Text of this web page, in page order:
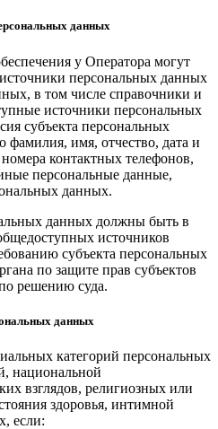
данных
у Оператора могут
персональных данных
в том числе справочники и
источники персональных
субъекта персональных
фамилия, имя, отчество, дата и
контактных телефонов,
персональные данные,
данных.
данных должны быть в
источников
субъекта персональных
по защите прав субъектов
решению суда.
данных
категорий персональных
национальной
взглядов, религиозных или
здоровья, интимной
если: